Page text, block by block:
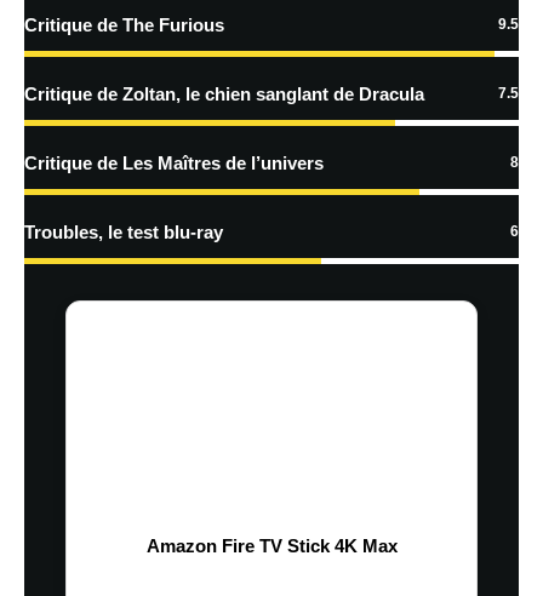
traitées
Critique de The Furious 9.5
Critique de Zoltan, le chien sanglant de Dracula 7.5
Critique de Les Maîtres de l’univers 8
Troubles, le test blu-ray 6
Amazon Fire TV Stick 4K Max